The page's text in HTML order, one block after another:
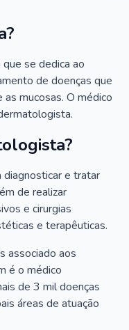
se dedica ao
de doenças que
mucosas. O médico
e tratar
de realizar
e cirurgias
e terapêuticas.
associado aos
é o médico
de 3 mil doenças
áreas de atuação